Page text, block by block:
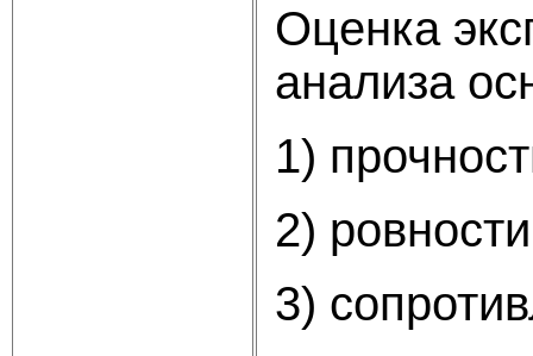
Оценка
анализа
1)
2)
3)